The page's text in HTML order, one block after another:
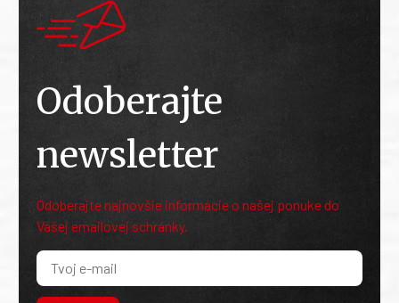
Odoberajte
newsletter
Odoberajte najnovšie informácie o našej ponuke do
Vašej emailovej schránky.